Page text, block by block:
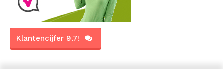
Klantencijfer 9.7!